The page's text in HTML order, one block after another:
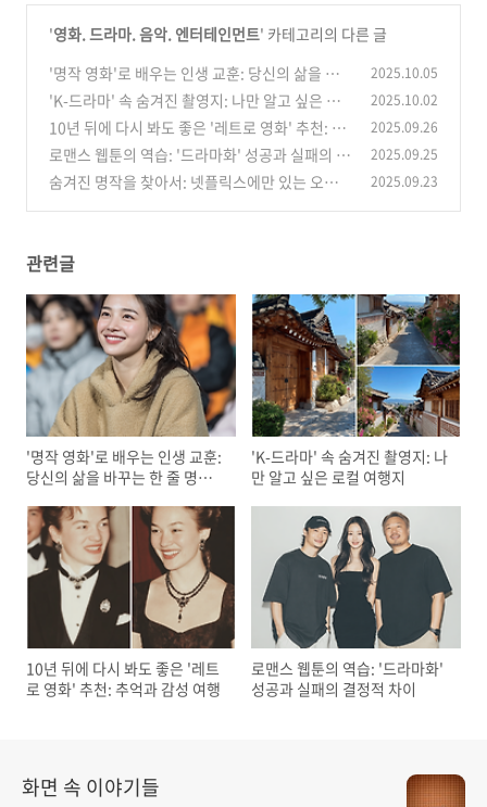
'영화. 드라마. 음악. 엔터테인먼트' 카테고리의 다른 글
'명작 영화'로 배우는 인생 교훈: 당신의 삶을 바
꾸는 한 줄 명대사
(0)
2025.10.05
'K-드라마' 속 숨겨진 촬영지: 나만 알고 싶은 로
컬 여행지
(1)
2025.10.02
10년 뒤에 다시 봐도 좋은 '레트로 영화' 추천: 추
억과 감성 여행
(0)
2025.09.26
로맨스 웹툰의 역습: '드라마화' 성공과 실패의 결
정적 차이
(0)
2025.09.25
숨겨진 명작을 찾아서: 넷플릭스에만 있는 오리
2025.09.23
관련글
'명작 영화'로 배우는 인생 교훈:
당신의 삶을 바꾸는 한 줄 명대
'K-드라마' 속 숨겨진 촬영지: 나
만 알고 싶은 로컬 여행지
10년 뒤에 다시 봐도 좋은 '레트
로 영화' 추천: 추억과 감성 여행
로맨스 웹툰의 역습: '드라마화'
성공과 실패의 결정적 차이
화면 속 이야기들